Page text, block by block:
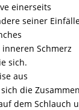
einerseits
seiner
Schmerz
sich.
aus
die
dem Schlauch